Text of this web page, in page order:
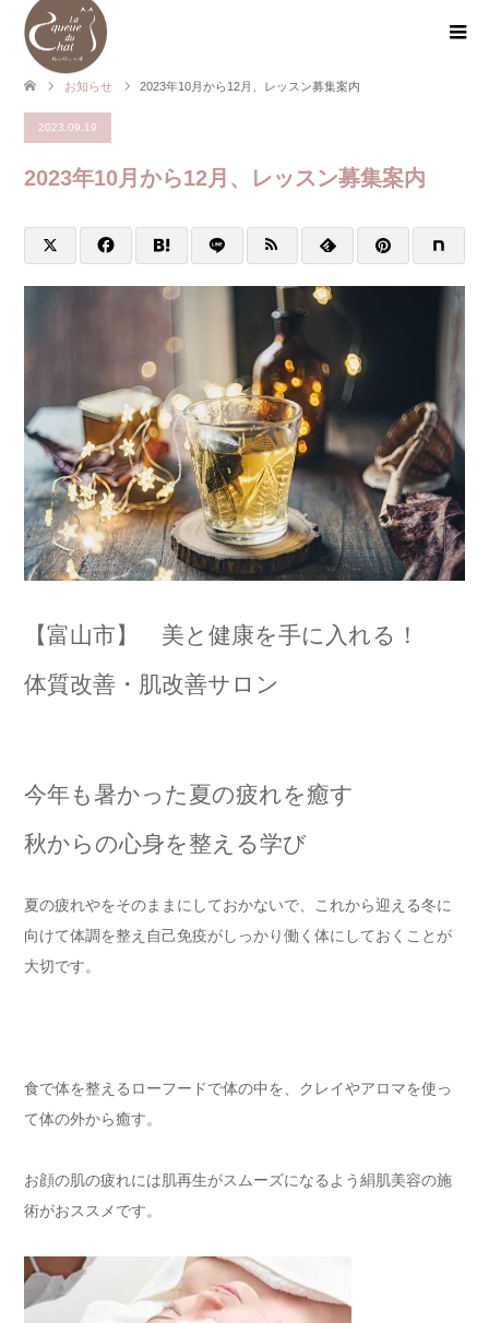
お知らせ 2023年10月から12月、レッスン募集案内
2023.09.19
2023年10月から12月、レッスン募集案内
【富山市】 美と健康を手に入れる！
体質改善・肌改善サロン
今年も暑かった夏の疲れを癒す
秋からの心身を整える学び
夏の疲れやをそのままにしておかないで、これから迎える冬に
向けて体調を整え自己免疫がしっかり働く体にしておくことが
大切です。
食で体を整えるローフードで体の中を、クレイやアロマを使っ
て体の外から癒す。
お顔の肌の疲れには肌再生がスムーズになるよう絹肌美容の施
術がおススメです。